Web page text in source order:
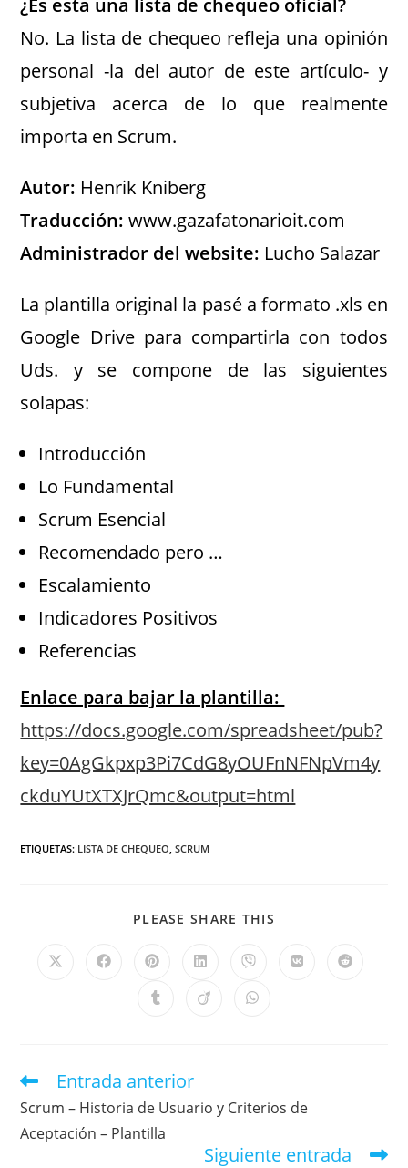
¿Es esta una lista de chequeo oficial?
No. La lista de chequeo refleja una opinión
personal -la del autor de este artículo- y
subjetiva acerca de lo que realmente
importa en Scrum.
Autor: Henrik Kniberg
Traducción: www.gazafatonarioit.com
Administrador del website: Lucho Salazar
La plantilla original la pasé a formato .xls en
Google Drive para compartirla con todos
Uds. y se compone de las siguientes
solapas:
Introducción
Lo Fundamental
Scrum Esencial
Recomendado pero …
Escalamiento
Indicadores Positivos
Referencias
Enlace para bajar la plantilla:
https://docs.google.com/spreadsheet/pub?
key=0AgGkpxp3Pi7CdG8yOUFnNFNpVm4y
ckduYUtXTXJrQmc&output=html
ETIQUETAS: LISTA DE CHEQUEO, SCRUM
PLEASE SHARE THIS
Entrada anterior
Scrum – Historia de Usuario y Criterios de
Aceptación – Plantilla
Siguiente entrada